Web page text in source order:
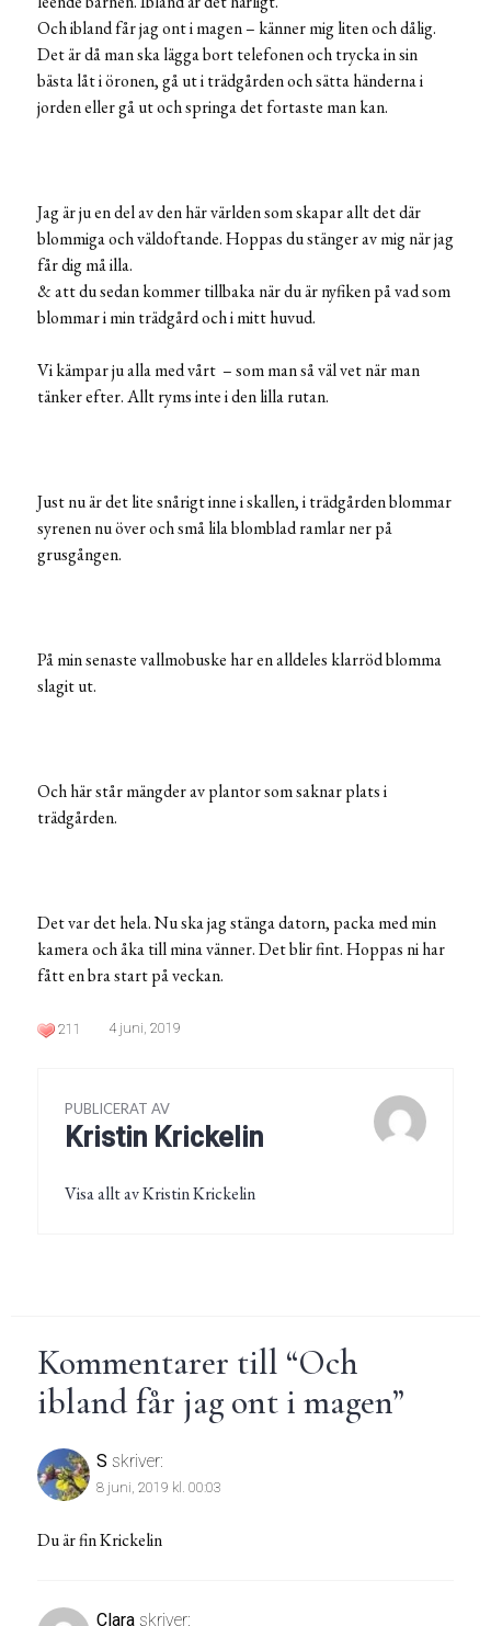
Och ibland får jag ont i magen – känner mig liten och dålig.
Det är då man ska lägga bort telefonen och trycka in sin
bästa låt i öronen, gå ut i trädgården och sätta händerna i
jorden eller gå ut och springa det fortaste man kan.
Jag är ju en del av den här världen som skapar allt det där
blommiga och väldoftande. Hoppas du stänger av mig när jag
får dig må illa.
& att du sedan kommer tillbaka när du är nyfiken på vad som
blommar i min trädgård och i mitt huvud.
Vi kämpar ju alla med vårt – som man så väl vet när man
tänker efter. Allt ryms inte i den lilla rutan.
Just nu är det lite snårigt inne i skallen, i trädgården blommar
syrenen nu över och små lila blomblad ramlar ner på
grusgången.
På min senaste vallmobuske har en alldeles klarröd blomma
slagit ut.
Och här står mängder av plantor som saknar plats i
trädgården.
Det var det hela. Nu ska jag stänga datorn, packa med min
kamera och åka till mina vänner. Det blir fint. Hoppas ni har
fått en bra start på veckan.
211 4 juni, 2019
PUBLICERAT AV
Kristin Krickelin
Visa allt av Kristin Krickelin
Kommentarer till “Och
ibland får jag ont i magen”
S skriver:
8 juni, 2019 kl. 00:03
Du är fin Krickelin
Clara skriver: